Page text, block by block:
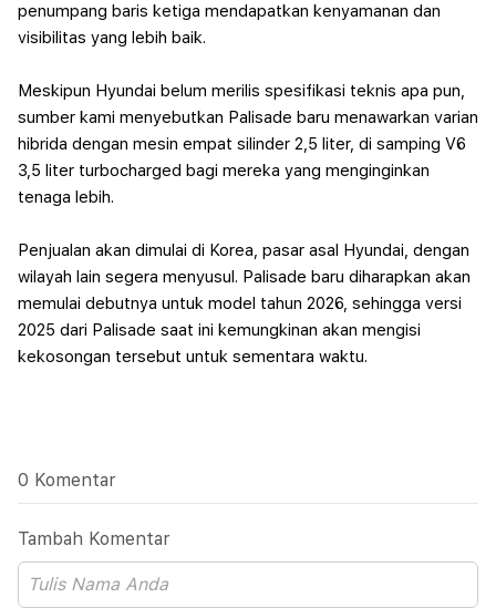
penumpang baris ketiga mendapatkan kenyamanan dan
visibilitas yang lebih baik.
Meskipun Hyundai belum merilis spesifikasi teknis apa pun,
sumber kami menyebutkan Palisade baru menawarkan varian
hibrida dengan mesin empat silinder 2,5 liter, di samping V6
3,5 liter turbocharged bagi mereka yang menginginkan
tenaga lebih.
Penjualan akan dimulai di Korea, pasar asal Hyundai, dengan
wilayah lain segera menyusul. Palisade baru diharapkan akan
memulai debutnya untuk model tahun 2026, sehingga versi
2025 dari Palisade saat ini kemungkinan akan mengisi
kekosongan tersebut untuk sementara waktu.
0 Komentar
Tambah Komentar